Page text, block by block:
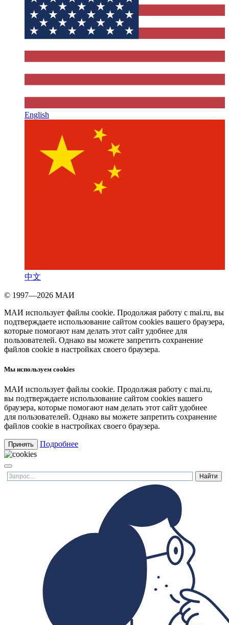
English
中文
© 1997—2026 МАИ
МАИ использует файлы cookie. Продолжая работу с mai.ru, вы
подтверждаете использование сайтом cookies вашего браузера,
которые помогают нам делать этот сайт удобнее для
пользователей. Однако вы можете запретить сохранение
файлов cookie в настройках своего браузера.
Мы используем cookies
МАИ использует файлы cookie. Продолжая работу с mai.ru,
вы подтверждаете использование сайтом cookies вашего
браузера, которые помогают нам делать этот сайт удобнее
для пользователей. Однако вы можете запретить сохранение
файлов cookie в настройках своего браузера.
Принять Подробнее